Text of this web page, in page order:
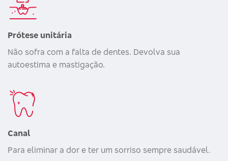
Prótese unitária
Não sofra com a falta de dentes. Devolva sua
autoestima e mastigação.
Canal
Para eliminar a dor e ter um sorriso sempre saudável.